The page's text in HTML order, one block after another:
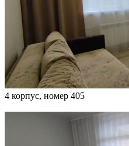
4 корпус, номер 405